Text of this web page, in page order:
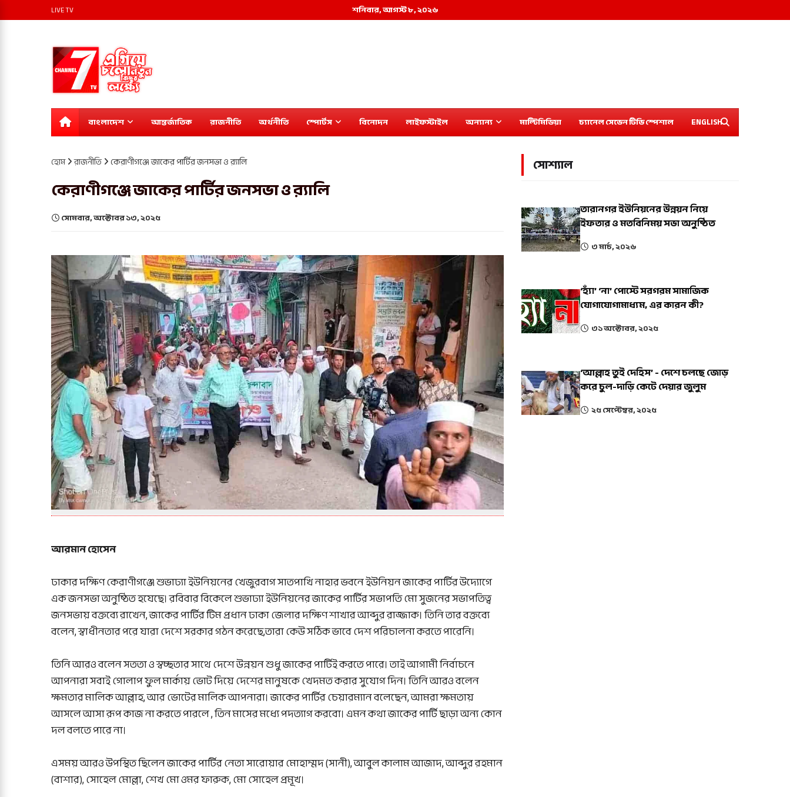
শনিবার, আগস্ট ৮, ২০২৬
LIVE TV
বাংলাদেশ আন্তর্জাতিক রাজনীতি অর্থনীতি স্পোর্টস বিনোদন লাইফস্টাইল অন্যান্য মাল্টিমিডিয়া চ্যানেল সেভেন টিভি স্পেশাল ENGLISH
হোম রাজনীতি কেরাণীগঞ্জে জাকের পার্টির জনসভা ও র‍্যালি
কেরাণীগঞ্জে জাকের পার্টির জনসভা ও র‍্যালি
সোমবার, অক্টোবর ১৩, ২০২৫
আরমান হোসেন
ঢাকার দক্ষিণ কেরাণীগঞ্জে শুভাঢ্যা ইউনিয়নের খেজুরবাগ সাতপাখি নাহার ভবনে ইউনিয়ন জাকের পার্টির উদ্যোগে
এক জনসভা অনুষ্ঠিত হযেছে। রবিবার বিকেলে শুভাঢ্যা ইউনিয়নের জাকের পার্টির সভাপতি মো সুজনের সভাপতিত্ব
জনসভায় বক্তব্যে রাখেন, জাকের পার্টির টিম প্রধান ঢাকা জেলার দক্ষিণ শাখার আব্দুর রাজ্জাক। তিনি তার বক্তব্যে
বলেন, স্বাধীনতার পরে যারা দেশে সরকার গঠন করেছে,তারা কেউ সঠিক ভাবে দেশ পরিচালনা করতে পারেনি।
তিনি আরও বলেন সততা ও স্বচ্ছতার সাথে দেশে উন্নয়ন শুধু জাকের পার্টিই করতে পারে। তাই আগামী নির্বাচনে
আপনারা সবাই গোলাপ ফুল মার্কায় ভোট দিয়ে দেশের মানুষকে খেদমত করার সুযোগ দিন। তিনি আরও বলেন
ক্ষমতার মালিক আল্লাহ, আর ভোটের মালিক আপনারা। জাকের পার্টির চেয়ারম্যান বলেছেন, আমরা ক্ষমতায়
আসলে আসা রূপ কাজ না করতে পারলে , তিন মাসের মধ্যে পদত্যাগ করবো। এমন কথা জাকের পার্টি ছাড়া অন্য কোন
দল বলতে পারে না।
এসময় আরও উপস্থিত ছিলেন জাকের পার্টির নেতা সারোয়ার মোহাম্মদ (সানী), আবুল কালাম আজাদ, আব্দুর রহমান
(বাশার), সোহেল মোল্লা, শেখ মো ওমর ফারুক, মো সোহেল প্রমূখ।
সোশ্যাল
তারানগর ইউনিয়নের উন্নয়ন নিয়ে
ইফতার ও মতবিনিময় সভা অনুষ্ঠিত
৩ মার্চ, ২০২৬
‘হ্যাঁ’ ‘না’ পোস্টে সরগরম সামাজিক
যোগাযোগামাধ্যম, এর কারন কী?
৩১ অক্টোবর, ২০২৫
‘আল্লাহ তুই দেহিস’ - দেশে চলছে জোড়
করে চুল-দাড়ি কেটে দেয়ার জুলুম
২৫ সেপ্টেম্বর, ২০২৫